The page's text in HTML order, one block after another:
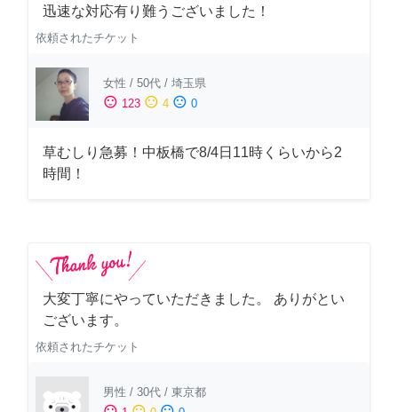
迅速な対応有り難うございました！
依頼されたチケット
女性 / 50代 / 埼玉県
sentiment_satisfied 123 sentiment_neutral 4 sentiment_dissatisfied 0
草むしり急募！中板橋で8/4日11時くらいから2
時間！
大変丁寧にやっていただきました。 ありがとい
ございます。
依頼されたチケット
男性 / 30代 / 東京都